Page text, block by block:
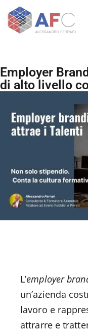
Employer
di alto livello
L’employer
un’azienda
lavoro e
attrarre e